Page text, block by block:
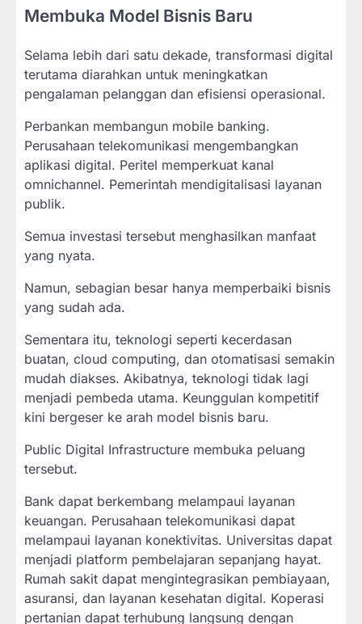
Membuka Model Bisnis Baru
Selama lebih dari satu dekade, transformasi digital
terutama diarahkan untuk meningkatkan
pengalaman pelanggan dan efisiensi operasional.
Perbankan membangun mobile banking.
Perusahaan telekomunikasi mengembangkan
aplikasi digital. Peritel memperkuat kanal
omnichannel. Pemerintah mendigitalisasi layanan
publik.
Semua investasi tersebut menghasilkan manfaat
yang nyata.
Namun, sebagian besar hanya memperbaiki bisnis
yang sudah ada.
Sementara itu, teknologi seperti kecerdasan
buatan, cloud computing, dan otomatisasi semakin
mudah diakses. Akibatnya, teknologi tidak lagi
menjadi pembeda utama. Keunggulan kompetitif
kini bergeser ke arah model bisnis baru.
Public Digital Infrastructure membuka peluang
tersebut.
Bank dapat berkembang melampaui layanan
keuangan. Perusahaan telekomunikasi dapat
melampaui layanan konektivitas. Universitas dapat
menjadi platform pembelajaran sepanjang hayat.
Rumah sakit dapat mengintegrasikan pembiayaan,
asuransi, dan layanan kesehatan digital. Koperasi
pertanian dapat terhubung langsung dengan